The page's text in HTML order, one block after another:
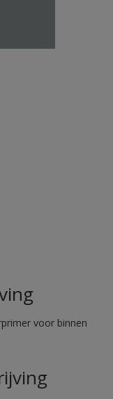
voor binnen